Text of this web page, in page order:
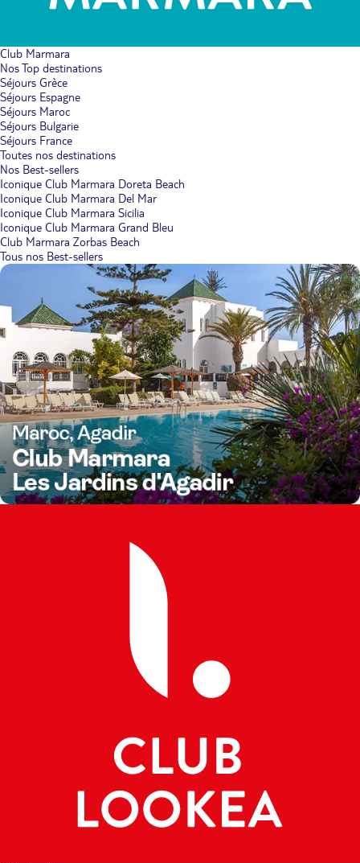
Club Marmara
Nos Top destinations
Séjours Grèce
Séjours Espagne
Séjours Maroc
Séjours Bulgarie
Séjours France
Toutes nos destinations
Nos Best-sellers
Iconique Club Marmara Doreta Beach
Iconique Club Marmara Del Mar
Iconique Club Marmara Sicilia
Iconique Club Marmara Grand Bleu
Club Marmara Zorbas Beach
Tous nos Best-sellers